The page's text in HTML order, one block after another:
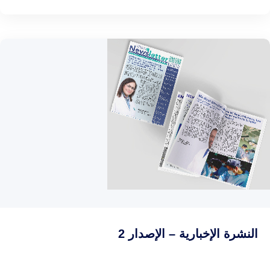
النشرة الإخبارية – الإصدار 2